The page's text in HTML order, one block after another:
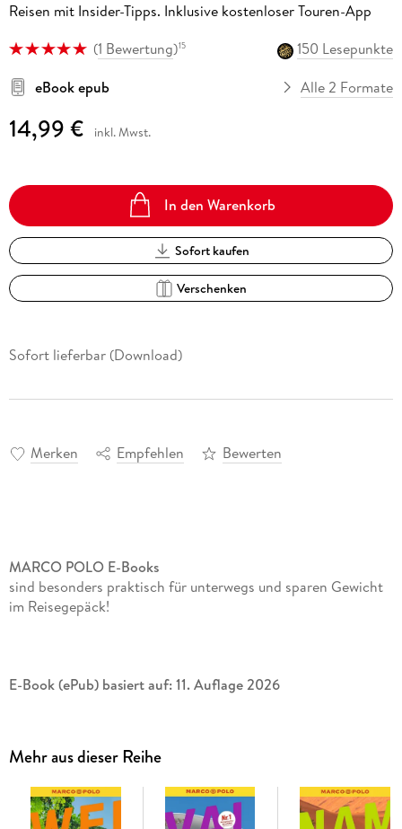
Reisen mit Insider-Tipps. Inklusive kostenloser Touren-App
(1 Bewertung)15
150 Lesepunkte
eBook epub
Alle 2 Formate
14,99 € inkl. Mwst.
In den Warenkorb
Sofort kaufen
Verschenken
Sofort lieferbar (Download)
Merken Empfehlen Bewerten
MARCO POLO E-Books
sind besonders praktisch für unterwegs und sparen Gewicht
im Reisegepäck!
E-Book (ePub) basiert auf: 11. Auflage 2026
Mit dem
durch den
Südwesten der USA
Mehr aus dieser Reihe